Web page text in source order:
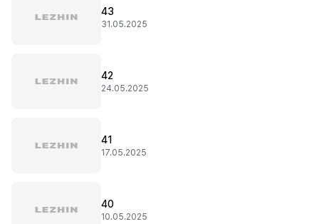
43
31.05.2025
42
24.05.2025
41
17.05.2025
40
10.05.2025